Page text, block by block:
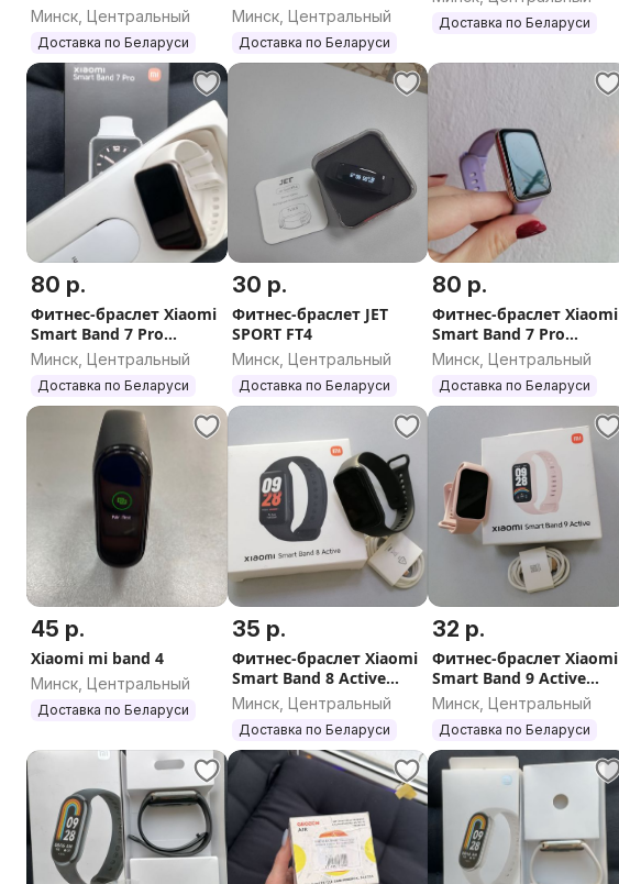
(розовый)
Минск, Центральный
Доставка по Беларуси
Минск, Центральный
Доставка по Беларуси
Доставка по Беларуси
80 р.
Фитнес-браслет Xiaomi
Smart Band 7 Pro
(золотистый/белый)
Минск, Центральный
Доставка по Беларуси
30 р.
Фитнес-браслет JET
SPORT FT4
Минск, Центральный
Доставка по Беларуси
80 р.
Фитнес-браслет Xiaomi
Smart Band 7 Pro
(фиолетовый)
Минск, Центральный
Доставка по Беларуси
45 р.
Xiaomi mi band 4
Минск, Центральный
Доставка по Беларуси
35 р.
Фитнес-браслет Xiaomi
Smart Band 8 Active
(черный)
Минск, Центральный
Доставка по Беларуси
32 р.
Фитнес-браслет Xiaomi
Smart Band 9 Active
(розовый)
Минск, Центральный
Доставка по Беларуси